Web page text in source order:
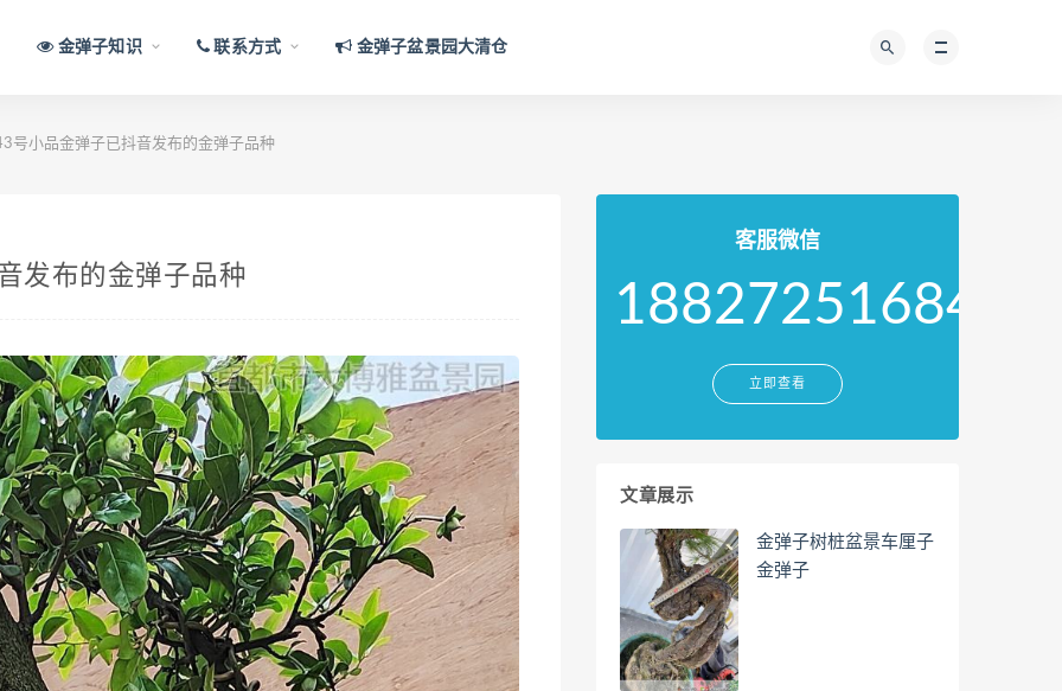
金弹子知识 联系方式 金弹子盆景园大清仓
号小品金弹子已抖音发布的金弹子品种
发布的金弹子品种
客服微信
18827251684
立即查看
文章展示
金弹子树桩盆景车厘子
金弹子